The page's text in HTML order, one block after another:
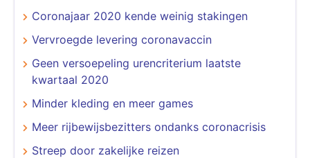
Coronajaar 2020 kende weinig stakingen
Vervroegde levering coronavaccin
Geen versoepeling urencriterium laatste
kwartaal 2020
Minder kleding en meer games
Meer rijbewijsbezitters ondanks coronacrisis
Streep door zakelijke reizen